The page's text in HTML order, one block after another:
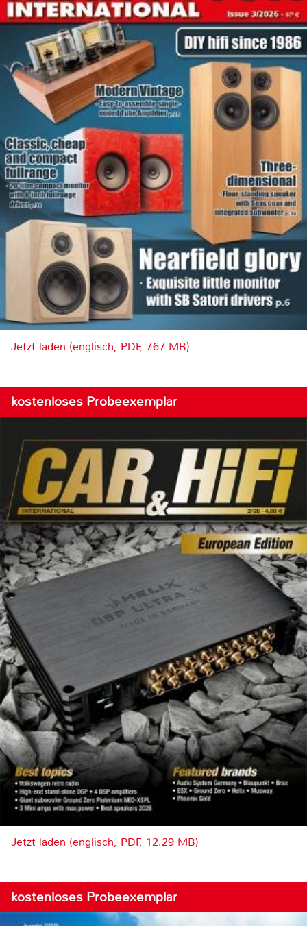
Jetzt laden (englisch, PDF, 7.67 MB)
kostenloses Probeexemplar
Jetzt laden (englisch, PDF, 12.29 MB)
kostenloses Probeexemplar